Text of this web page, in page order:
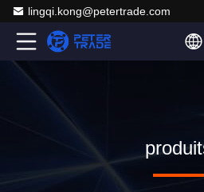
lingqi.kong@petertrade.com